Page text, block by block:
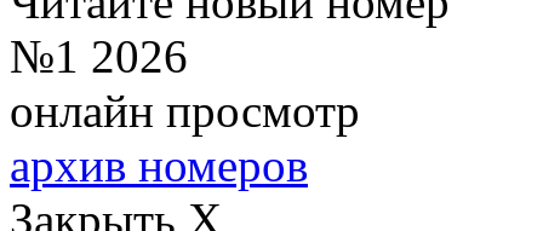
№1 2026
онлайн просмотр
архив номеров
Закрыть X